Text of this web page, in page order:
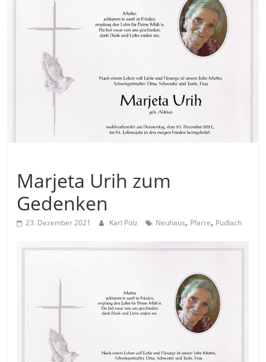
Marjeta Urih zum
Gedenken
23. Dezember 2021 Karl Pölz Neuhaus, Pfarre, Pudlach